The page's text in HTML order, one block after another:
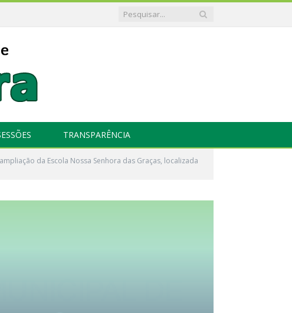
TRANSPARÊNCIA
da Escola Nossa Senhora das Graças, localizada